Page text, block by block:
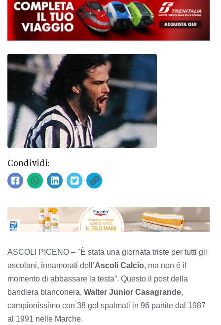
Condividi:
ASCOLI PICENO – "È stata una giornata triste per tutti gli
ascolani, innamorati dell’Ascoli Calcio, ma non è il
momento di abbassare la testa”. Questo il post della
bandiera bianconera, Walter Junior Casagrande,
campionissimo con 38 gol spalmati in 96 partite dal 1987
al 1991 nelle Marche.